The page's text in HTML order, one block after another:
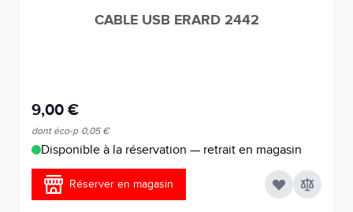
CABLE USB ERARD 2442
9,00 €
dont éco-p 0,05 €
Disponible à la réservation — retrait en magasin
Réserver en magasin